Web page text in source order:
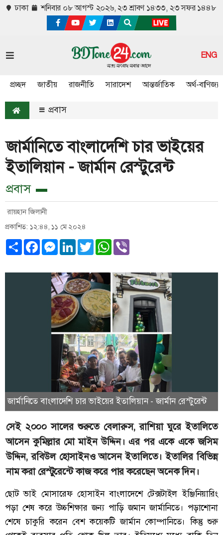
ঢাকা শনিবার ০৮ আগস্ট ২০২৬,২৩ শ্রাবণ ১৪৩৩, ২৩ সফর ১৪৪৮
ENG
প্রচ্ছদ জাতীয় রাজনীতি সারাদেশ আন্তর্জাতিক অর্থ-বাণিজ্য
প্রবাস
জার্মানিতে বাংলাদেশি চার ভাইয়ের
ইতালিয়ান - জার্মান রেস্টুরেন্ট
প্রবাস
রায়হান জিলানী
প্রকাশিত: ১২:৪৪, ১১ মে ২০২৪
ShareFacebookMessenger
LinkedInTwitterWhatsApp
জার্মানিতে বাংলাদেশি চার ভাইয়ের ইতালিয়ান - জার্মান রেস্টুরেন্ট
সেই ২০০০ সালের শুরুতে বেলারুস, রাশিয়া ঘুরে ইতালিতে
আসেন কুমিল্লার মো মাইন উদ্দিন। এর পর একে একে জসিম
উদ্দিন, রবিউল হোসাইনও আসেন ইতালিতে। ইতালির বিভিন্ন
নাম করা রেস্টুরেন্টে কাজ করে পার করেছেন অনেক দিন।
ছোট ভাই মোসারেফ হোসাইন বাংলাদেশে টেক্সটাইল ইঞ্জিনিয়ারিং
পড়া শেষ করে উচ্চশিক্ষার জন্য পাড়ি জমান জার্মানিতে। পড়াশোনা
শেষে চাকুরি করেন বেশ কয়েকটি জার্মান কোম্পানিতে। কিন্তু শুরু